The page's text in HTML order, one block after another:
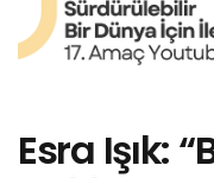
Esra Işık: